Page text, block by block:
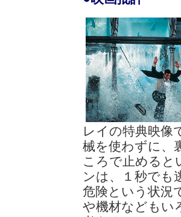
レイの特典映像
械を使わずに、
ころで止めると
ンは、１秒でも
危険という状況
や機材などもい